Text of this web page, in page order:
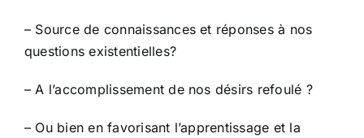
– Source de connaissances et réponses à nos
questions existentielles?
– A l’accomplissement de nos désirs refoulé ?
– Ou bien en favorisant l’apprentissage et la